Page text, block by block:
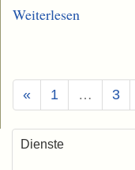
Weiterlesen
« 1 … 3
Dienste